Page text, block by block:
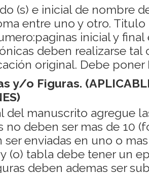
(s) e inicial de nombre
entre uno y otro. Titulo
inicial y final
deben realizarse tal
original. Debe poner
y/o Figuras.
del manuscrito agregue
no deben ser mas de 10
ser enviadas en uno o
(o) tabla debe tener un
deben ademas ser